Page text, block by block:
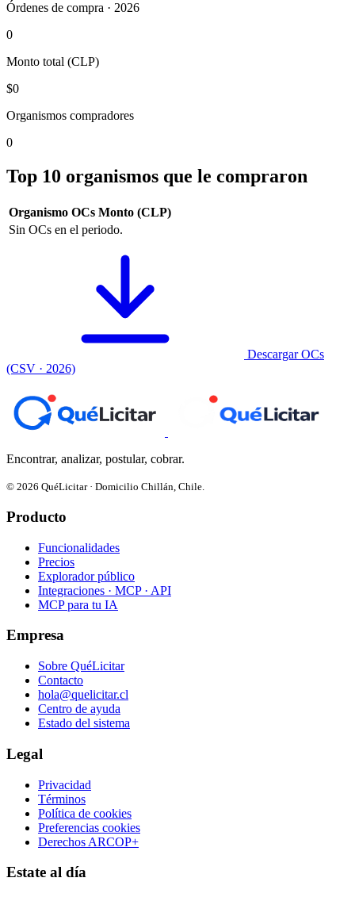
Órdenes de compra · 2026
0
Monto total (CLP)
$0
Organismos compradores
0
Top 10 organismos que le compraron
Organismo OCs Monto (CLP)
Sin OCs en el periodo.
Descargar OCs
(CSV · 2026)
Encontrar, analizar, postular, cobrar.
© 2026 QuéLicitar · Domicilio Chillán, Chile.
Producto
Funcionalidades
Precios
Explorador público
Integraciones · MCP · API
MCP para tu IA
Empresa
Sobre QuéLicitar
Contacto
hola@quelicitar.cl
Centro de ayuda
Estado del sistema
Legal
Privacidad
Términos
Política de cookies
Preferencias cookies
Derechos ARCOP+
Estate al día